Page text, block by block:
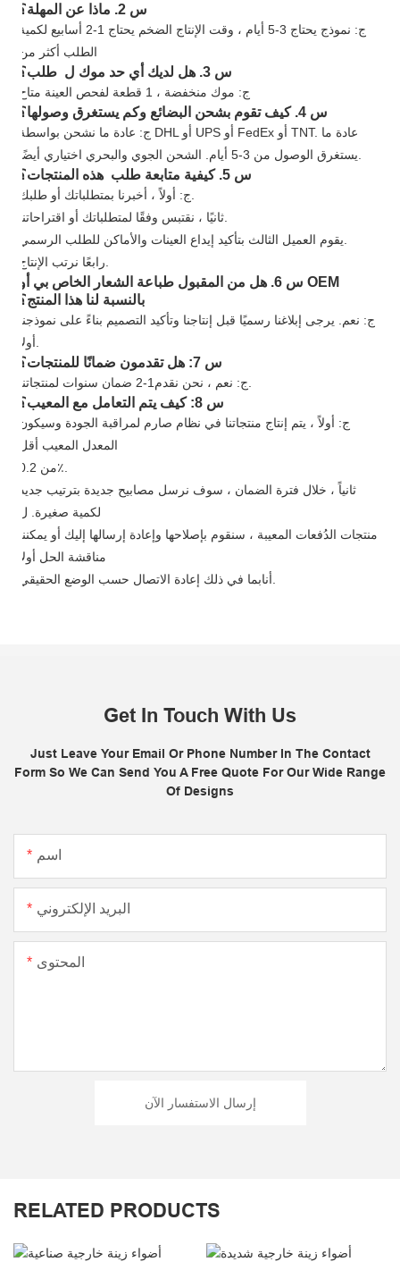
س 2. ماذا عن المهلة؟
ج: نموذج يحتاج 3-5 أيام ، وقت الإنتاج الضخم يحتاج 1-2 أسابيع لكمية
س 3. هل لديك أي حد موك ل طلب؟
ج: موك منخفضة ، 1 قطعة لفحص العينة متاح
س 4. كيف تقوم بشحن البضائع وكم يستغرق وصولها؟
ج: عادة ما نشحن بواسطة DHL أو UPS أو FedEx أو TNT. عادة ما
س 5. كيفية متابعة طلب هذه المنتجات؟
س 6. هل من المقبول طباعة الشعار الخاص بي أو OEM
بالنسبة لنا هذا المنتج؟
ج: نعم. يرجى إبلاغنا رسميًا قبل إنتاجنا وتأكيد التصميم بناءً على نموذجنا
س 7: هل تقدمون ضمانًا للمنتجات؟
ج: نعم ، نحن نقدم 1
-
2
س 8: كيف يتم التعامل مع المعيب؟
ج: أولاً ، يتم إنتاج منتجاتنا في نظام صارم لمراقبة الجودة وسيكون
من 0.2٪.
ثانياً ، خلال فترة الضمان ، سوف نرسل مصابيح جديدة بترتيب جديد
منتجات الدُفعات المعيبة ، سنقوم بإصلاحها وإعادة إرسالها إليك أو يمكننا
مناقشة الحل أولاً
أنا
Get In Touch With Us
Just Leave Your Email Or Phone Number In The Contact
Form So We Can Send You A Free Quote For Our Wide Range
Of Designs
اسم
البريد الإلكتروني
المحتوى
إرسال الاستفسار الآن
RELATED PRODUCTS